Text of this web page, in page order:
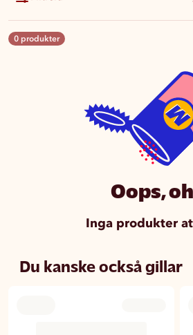
0 produkter
Oops,
Inga produkter
Du kanske också gillar